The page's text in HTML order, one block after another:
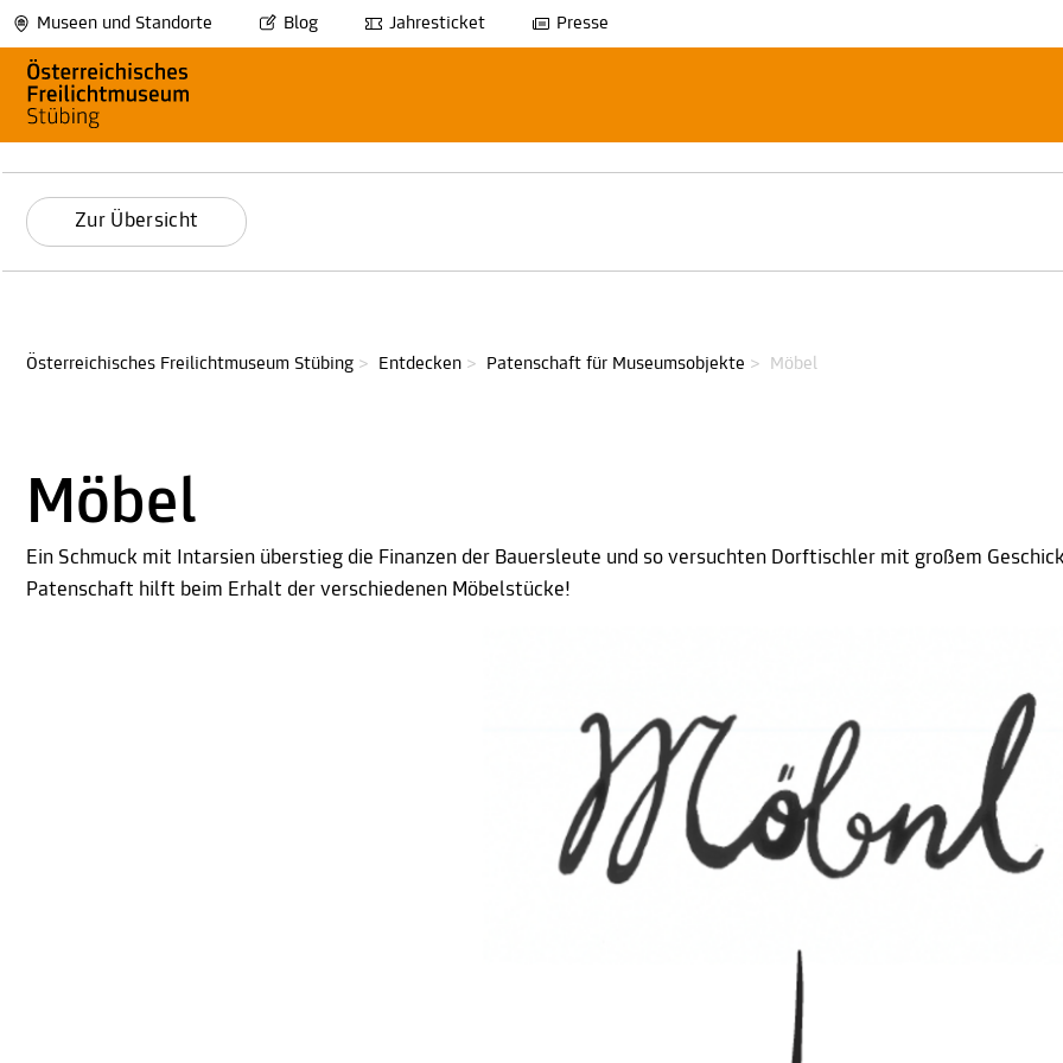
Museen und Standorte Blog Jahresticket Presse
Zur Übersicht
Österreichisches Freilichtmuseum Stübing > Entdecken > Patenschaft für Museumsobjekte > Möbel
Möbel
Ein Schmuck mit Intarsien überstieg die Finanzen der Bauersleute und so versuchten Dorftischler mit großem
Patenschaft hilft beim Erhalt der verschiedenen Möbelstücke!